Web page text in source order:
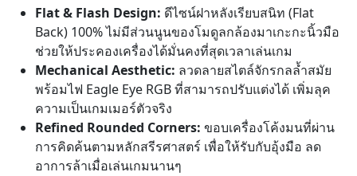
Flat & Flash Design: ดีไซน์ฝาหลังเรียบสนิท (Flat
Back) 100% ไม่มีส่วนนูนของโมดูลกล้องมาเกะกะนิ้วมือ
ช่วยให้ประคองเครื่องได้มั่นคงที่สุดเวลาเล่นเกม
Mechanical Aesthetic: ลวดลายสไตล์จักรกลล้ำสมัย
พร้อมไฟ Eagle Eye RGB ที่สามารถปรับแต่งได้ เพิ่มลุค
ความเป็นเกมเมอร์ตัวจริง
Refined Rounded Corners: ขอบเครื่องโค้งมนที่ผ่าน
การคิดค้นตามหลักสรีรศาสตร์ เพื่อให้รับกับอุ้งมือ ลด
อาการล้าเมื่อเล่นเกมนานๆ